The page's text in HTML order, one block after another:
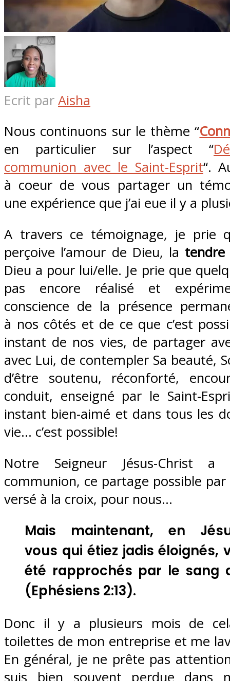
Ecrit par Aisha
Nous continuons sur le thème “
en particulier sur l’aspect “
communion avec le Saint-Esprit“.
à coeur de vous partager un
une expérience que j’ai eue il y a
A travers ce témoignage, je prie
perçoive l’amour de Dieu, la tendre
Dieu a pour lui/elle. Je prie que
pas encore réalisé et
conscience de la présence
à nos côtés et de ce que c’est
instant de nos vies, de partager
avec Lui, de contempler Sa beauté,
d’être soutenu, réconforté,
conduit, enseigné par le Saint-
instant bien-aimé et dans tous les
vie… c’est possible!
Notre Seigneur Jésus-Christ
communion, ce partage possible par
versé à la croix, pour nous…
Mais maintenant, en
vous qui étiez jadis éloignés,
été rapprochés par le sang
(Ephésiens 2:13).
Donc il y a plusieurs mois de
toilettes de mon entreprise et me
En général, je ne prête pas
suis bien souvent perdue dans